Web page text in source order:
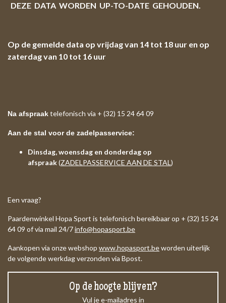
DEZE DATA WORDEN UP-TO-DATE GEHOUDEN.
Op de gemelde data op vrijdag van 14 tot 18 uur en op
zaterdag van 10 tot 16 uur
Na afspraaktelefonisch via + (32) 15 24 64 09
Aan de stal voor de zadelpasservice:
Dinsdag, woensdag en donderdag op
afspraak(ZADELPASSERVICE AAN DE STAL )
Een vraag?
Paardenwinkel Hopa Sport is telefonisch bereikbaar op + (32) 15 24
64 09 of via mail 24/7info@hopasport.be
Aankopen via onze webshop www.hopasport.beworden uiterlijk
de volgende werkdag verzonden via Bpost.
Op de hoogte blijven?
Vul je e-mailadres in